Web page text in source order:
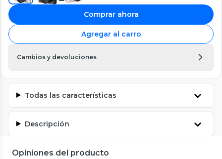
Comprar ahora
Agregar al carro
Cambios y devoluciones
Todas las características
Descripción
Opiniones del producto